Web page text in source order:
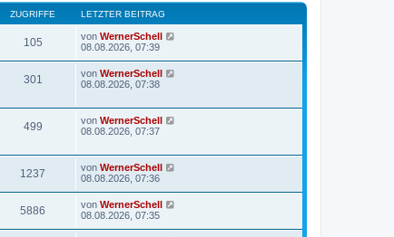
ZUGRIFFE LETZTER BEITRAG
105 von WernerSchell
08.08.2026, 07:39
301 von WernerSchell
08.08.2026, 07:38
499 von WernerSchell
08.08.2026, 07:37
1237 von WernerSchell
08.08.2026, 07:36
5886 von WernerSchell
08.08.2026, 07:35